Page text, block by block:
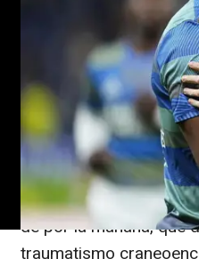
craneoencefálico
"Hay alguien detrás
desmintió que
MADRID, 7 (EUROPA
El Real Madrid abrió
Valverde y Aurélien
de por la mañana, que
traumatismo